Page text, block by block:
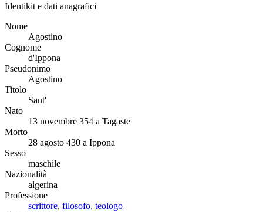
Identikit e dati anagrafici
Nome
Agostino
Cognome
d'Ippona
Pseudonimo
Agostino
Titolo
Sant'
Nato
13 novembre 354 a Tagaste
Morto
28 agosto 430 a Ippona
Sesso
maschile
Nazionalità
algerina
Professione
scrittore, filosofo, teologo